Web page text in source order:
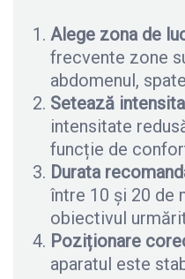
Alege zona de
frecvente zone
abdomenul,
Setează
intensitate
funcție de
Durata
între 10 și 20 de
obiectivul
Poziționare
aparatul este